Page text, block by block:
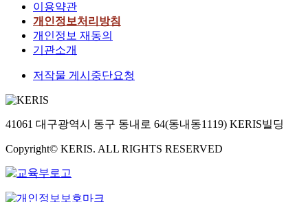
이용약관
개인정보처리방침
개인정보 재동의
기관소개
저작물 게시중단요청
41061 대구광역시 동구 동내로 64(동내동1119) KERIS빌딩
Copyright© KERIS. ALL RIGHTS RESERVED